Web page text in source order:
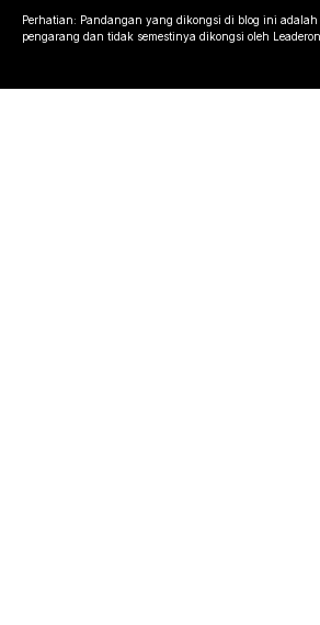
Perhatian: Pandangan yang dikongsi di blog ini adalah
pengarang dan tidak semestinya dikongsi oleh